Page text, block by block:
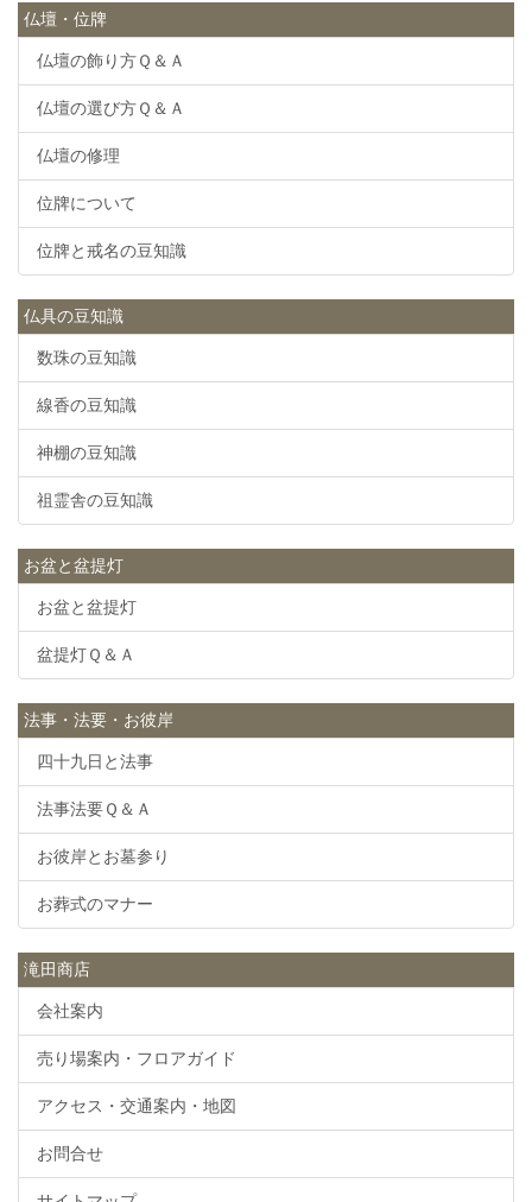
仏壇・位牌
仏壇の飾り方Ｑ＆Ａ
仏壇の選び方Ｑ＆Ａ
仏壇の修理
位牌について
位牌と戒名の豆知識
仏具の豆知識
数珠の豆知識
線香の豆知識
神棚の豆知識
祖霊舎の豆知識
お盆と盆提灯
お盆と盆提灯
盆提灯Ｑ＆Ａ
法事・法要・お彼岸
四十九日と法事
法事法要Ｑ＆Ａ
お彼岸とお墓参り
お葬式のマナー
滝田商店
会社案内
売り場案内・フロアガイド
アクセス・交通案内・地図
お問合せ